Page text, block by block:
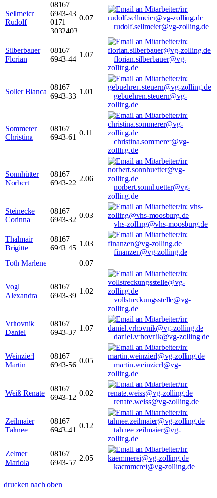
Sellmeier
Rudolf
08167
6943-43
0171
3032403
0.07
rudolf.sellmeier@vg-zolling.de
Silberbauer
Florian
08167
6943-44
1.07
florian.silberbauer@vg-
zolling.de
Soller Bianca
08167
6943-33
1.01
gebuehren.steuern@vg-
zolling.de
Sommerer
Christina
08167
6943-61
0.11
christina.sommerer@vg-
zolling.de
Sonnhütter
Norbert
08167
6943-22
2.06
norbert.sonnhuetter@vg-
zolling.de
Steinecke
Corinna
08167
6943-32
0.03
vhs-zolling@vhs-moosburg.de
Thalmair
Brigitte
08167
6943-45
1.03
finanzen@vg-zolling.de
Toth Marlene
0.07
Vogl
Alexandra
08167
6943-39
1.02
vollstreckungsstelle@vg-
zolling.de
Vrhovnik
Daniel
08167
6943-37
1.07
daniel.vrhovnik@vg-zolling.de
Weinzierl
Martin
08167
6943-56
0.05
martin.weinzierl@vg-
zolling.de
Weiß Renate
08167
6943-12
0.02
renate.weiss@vg-zolling.de
Zeilmaier
Tahnee
08167
6943-41
0.12
tahnee.zeilmaier@vg-
zolling.de
Zelmer
Mariola
08167
6943-57
2.05
kaemmerei@vg-zolling.de
drucken nach oben